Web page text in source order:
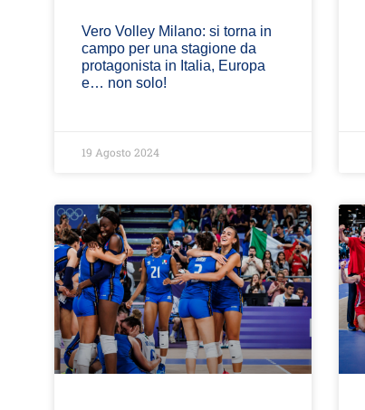
Vero Volley Milano: si torna in
campo per una stagione da
protagonista in Italia, Europa
e… non solo!
19 Agosto 2024